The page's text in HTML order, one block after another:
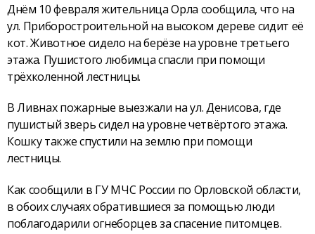
Днём 10 февраля жительница Орла сообщила, что на
ул. Приборостроительной на высоком дереве сидит её
кот. Животное сидело на берёзе на уровне третьего
этажа. Пушистого любимца спасли при помощи
трёхколенной лестницы.
В Ливнах пожарные выезжали на ул. Денисова, где
пушистый зверь сидел на уровне четвёртого этажа.
Кошку также спустили на землю при помощи
лестницы.
Как сообщили в ГУ МЧС России по Орловской области,
в обоих случаях обратившиеся за помощью люди
поблагодарили огнеборцев за спасение питомцев.